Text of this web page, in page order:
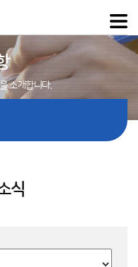
소개합니다.
식